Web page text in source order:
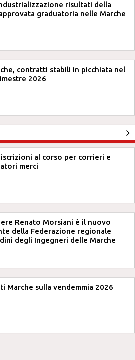
risultati della
graduatoria nelle Marche
contratti stabili in picchiata nel
2026
al corso per corrieri e
merci
Renato Morsiani è il nuovo
della Federazione regionale
degli Ingegneri delle Marche
Marche sulla vendemmia 2026